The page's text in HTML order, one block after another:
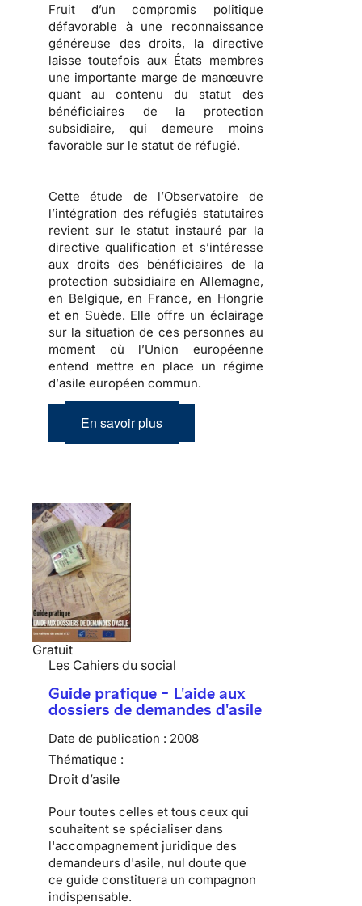
Fruit d’un compromis politique
défavorable à une reconnaissance
généreuse des droits, la directive
laisse toutefois aux États membres
une importante marge de manœuvre
quant au contenu du statut des
bénéficiaires de la protection
subsidiaire, qui demeure moins
favorable sur le statut de réfugié.
Cette étude de l’Observatoire de
l’intégration des réfugiés statutaires
revient sur le statut instauré par la
directive qualification et s’intéresse
aux droits des bénéficiaires de la
protection subsidiaire en Allemagne,
en Belgique, en France, en Hongrie
et en Suède. Elle offre un éclairage
sur la situation de ces personnes au
moment où l’Union européenne
entend mettre en place un régime
d’asile européen commun.
En savoir plus
Gratuit
Les Cahiers du social
Guide pratique - L'aide aux
dossiers de demandes d'asile
Date de publication : 2008
Thématique :
Droit d’asile
Pour toutes celles et tous ceux qui
souhaitent se spécialiser dans
l'accompagnement juridique des
demandeurs d'asile, nul doute que
ce guide constituera un compagnon
indispensable.